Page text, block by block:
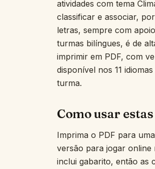
atividades com tema
classificar e associar,
letras, sempre com
turmas bilíngues, é de
imprimir em PDF, com
disponível nos 11
turma.
Como usar
Imprima o PDF para
versão para jogar
inclui gabarito, então as